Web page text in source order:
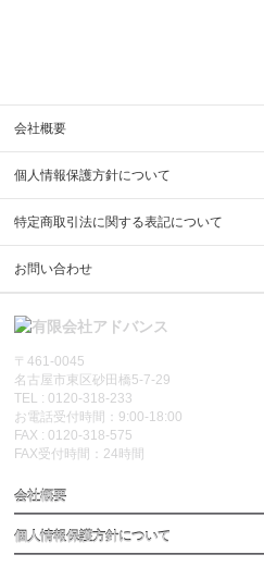
会社概要
個人情報保護方針について
特定商取引法に関する表記について
お問い合わせ
〒461-0045
名古屋市東区砂田橋5-7-29
TEL : 0120-318-233
お電話受付時間：9:00-18:00
FAX : 0120-318-575
FAX受付時間：24時間
会社概要
個人情報保護方針について